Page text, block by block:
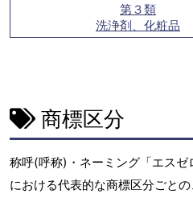
第３類
洗浄剤、化粧品
商標区分
称呼(呼称)・ネーミング「エスゼ
における代表的な商標区分ごと